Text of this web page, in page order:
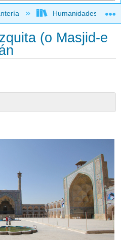
jerarquía global
Humanidades
(o Masjid-e